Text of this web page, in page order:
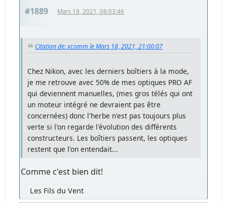
#1889 Mars 19, 2021, 08:03:46
Citation de: xcomm le Mars 18, 2021, 21:00:07
Chez Nikon, avec les derniers boîtiers à la mode,
je me retrouve avec 50% de mes optiques PRO AF
qui deviennent manuelles, (mes gros télés qui ont
un moteur intégré ne devraient pas être
concernées) donc l'herbe n'est pas toujours plus
verte si l'on regarde l'évolution des différents
constructeurs. Les boîtiers passent, les optiques
restent que l'on entendait...
Comme c'est bien dit!
Les Fils du Vent